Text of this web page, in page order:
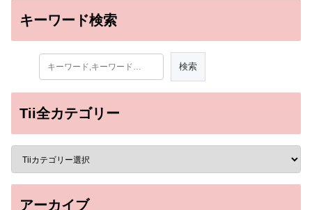
キーワード検索
Tii全カテゴリー
アーカイブ